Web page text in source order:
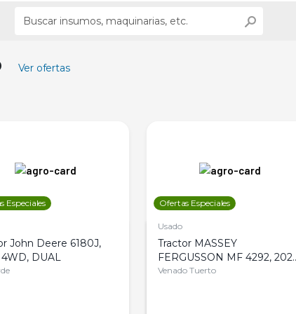
Ver ofertas
Especiales
John Deere 6180J,
DUAL
Ofertas Especiales
Usado
Tractor MASSEY
FERGUSSON MF 4292,
4WD, PATON
Venado Tuerto